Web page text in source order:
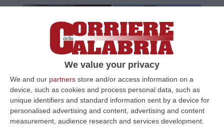
We value your privacy
We and our partners store and/or access information on a
device, such as cookies and process personal data, such as
unique identifiers and standard information sent by a device for
personalised advertising and content, advertising and content
measurement, audience research and services development.
Liberali e Favasuli, il tesoro del Catanzaro
che vale milioni